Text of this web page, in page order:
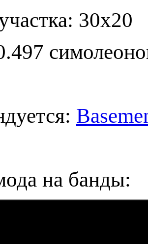
30х20
на банды: